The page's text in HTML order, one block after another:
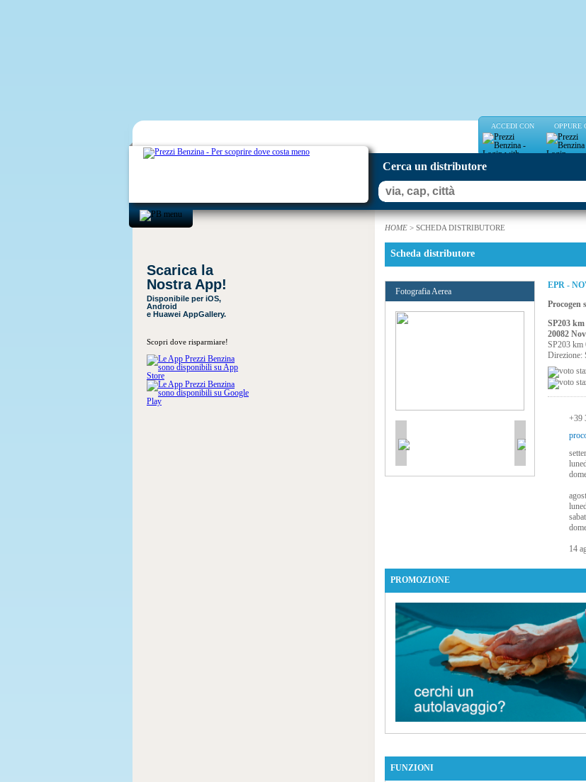
ACCEDI CON OPPURE
Cerca un distributore
Scarica la
Nostra App!
Disponibile per iOS,
Android
e Huawei AppGallery.
Scopri dove risparmiare!
HOME > SCHEDA DISTRIBUTORE
Scheda distributore
Fotografia Aerea
EPR -
Procogen
SP203
20082
SP203 km
Direzione:
+39
14
PROMOZIONE
FUNZIONI